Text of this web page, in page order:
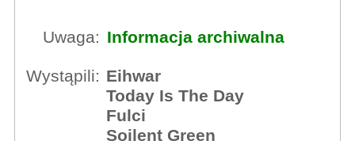
Uwaga: Informacja archiwalna
Wystąpili: Eihwar
Today Is The Day
Fulci
Soilent Green